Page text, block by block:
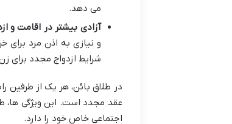
می دهد.
آزادی بیشتر در اقامت و
و نیازی به اذن مرد
شرایط ازدواج مجدد برای
در طلاق بائن، هر یک از طرفین
عقد مجدد است. این ویژگی ها،
اجتماعی خاص خود را دارد.